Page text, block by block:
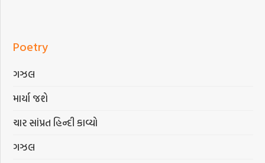
Poetry
ગઝલ
માર્યા જશે
ચાર સાંપ્રત હિન્દી કાવ્યો
ગઝલ